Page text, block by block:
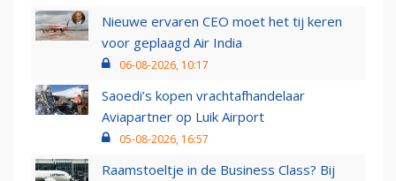
Nieuwe ervaren CEO moet het tij keren
voor geplaagd Air India
06-08-2026, 10:17
Saoedi’s kopen vrachtafhandelaar
Aviapartner op Luik Airport
05-08-2026, 16:57
Raamstoeltje in de Business Class? Bij